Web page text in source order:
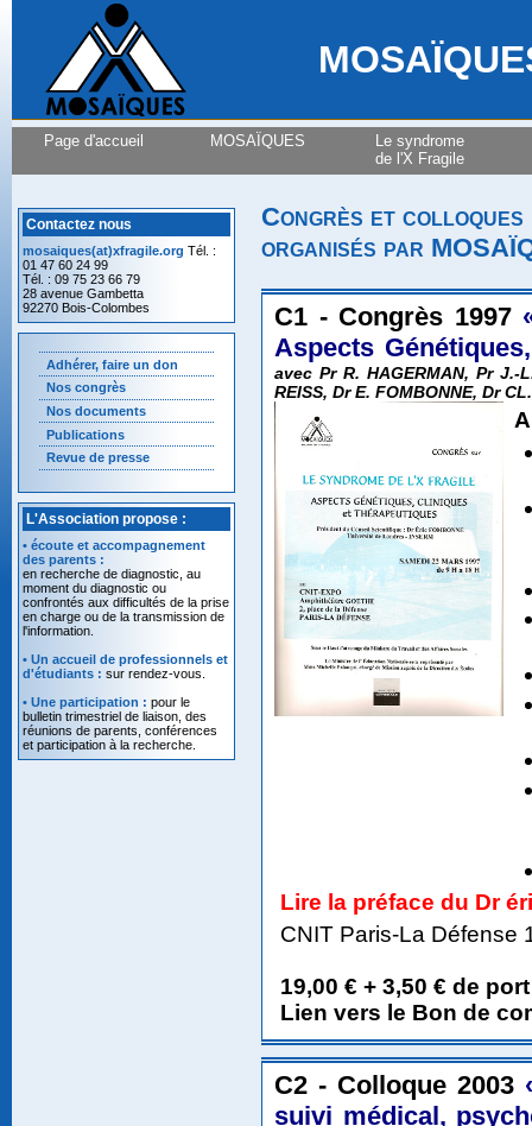
Page d'accueil MOSAÏQUES
Le syndrome
de l'X Fragile
Congrès et colloques
organisés par
C1 - Congrès 1997
Aspects
avec Pr R. HAGERMAN, Pr J.-
REISS, Dr E. FOMBONNE, Dr
Lire la préface du Dr
CNIT Paris-La Défense
19,00 € + 3,50 € de port
Lien vers le Bon de
C2 - Colloque 2003
suivi médical,
Contactez nous
mosaiques(at)xfragile.org Tél. :
01 47 60 24 99
Tél. : 09 75 23 66 79
28 avenue Gambetta
92270 Bois-Colombes
Adhérer, faire un don
Nos congrès
Nos documents
Publications
Revue de presse
L'Association propose :
• écoute et accompagnement
des parents :
en recherche de diagnostic, au
moment du diagnostic ou
confrontés aux difficultés de la prise
en charge ou de la transmission de
l'information.
• Un accueil de professionnels et
d'étudiants : sur rendez-vous.
• Une participation : pour le
bulletin trimestriel de liaison, des
réunions de parents, conférences
et participation à la recherche.